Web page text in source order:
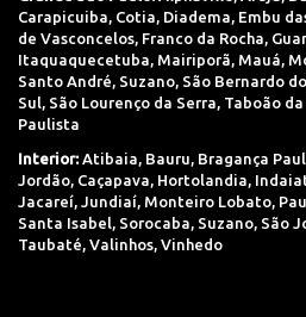
Carapicuiba, Cotia, Diadema, Embu
de Vasconcelos, Franco da Rocha,
Itaquaquecetuba, Mairiporã, Mauá,
Santo André, Suzano, São Bernardo
Sul, São Lourenço da Serra, Taboão da
Paulista
Interior: Atibaia Bauru Bragança
Jordão Caçapava Hortolandia
Jacareí
Jundiaí Monteiro Lobato
Santa Isabel Sorocaba Suzano São
Taubaté Valinhos Vinhedo